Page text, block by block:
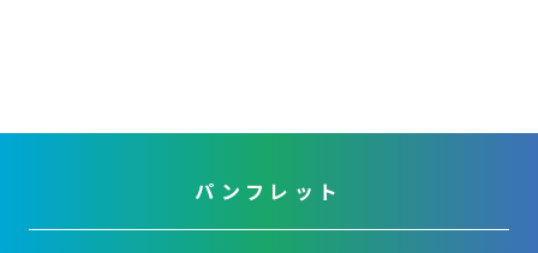
s
パンフレット